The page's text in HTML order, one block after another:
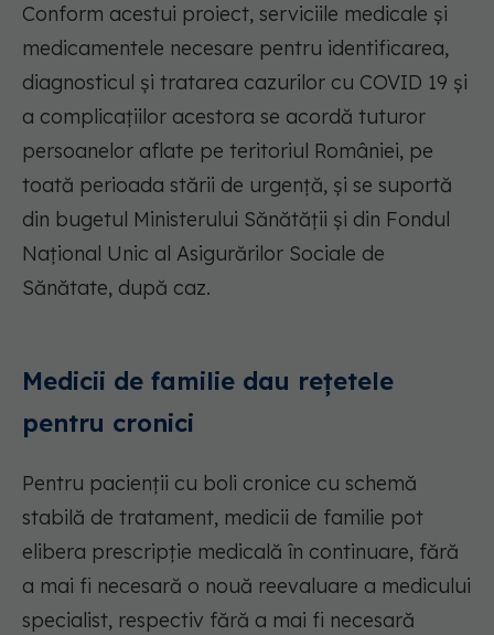
Conform acestui proiect, serviciile medicale și
medicamentele necesare pentru identificarea,
diagnosticul și tratarea cazurilor cu COVID 19 și
a complicațiilor acestora se acordă tuturor
persoanelor aflate pe teritoriul României, pe
toată perioada stării de urgență, și se suportă
din bugetul Ministerului Sănătății și din Fondul
Național Unic al Asigurărilor Sociale de
Sănătate, după caz.
Medicii de familie dau rețetele
pentru cronici
Pentru pacienții cu boli cronice cu schemă
stabilă de tratament, medicii de familie pot
elibera prescripție medicală în continuare, fără
a mai fi necesară o nouă reevaluare a medicului
specialist, respectiv fără a mai fi necesară